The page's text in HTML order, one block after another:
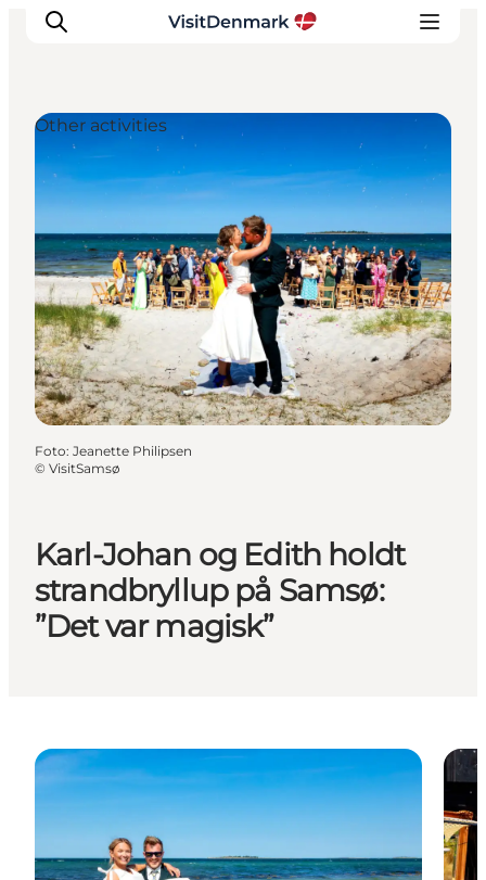
Inspiratie
Bestemmingen
Wat te doen
Accommodaties
Plan je reis
Karl-Johan og Edith holdt
strandbryllup på Samsø:
”Det var magisk”
Other activities
Foto: Jeanette Philipsen
© VisitSamsø